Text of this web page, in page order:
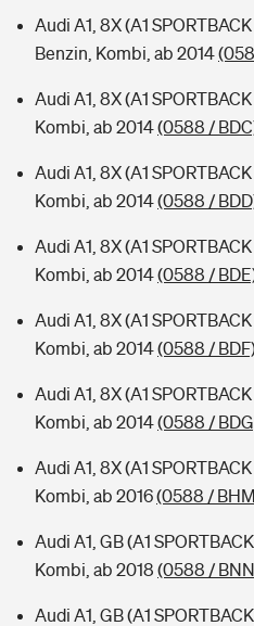
Audi A1, 8X (A1
Benzin, Kombi, ab 2014
Audi A1, 8X (A1
Kombi, ab 2014(0588 /
Audi A1, 8X (A1
Kombi, ab 2014(0588 /
Audi A1, 8X (A1
Kombi, ab 2014(0588 /
Audi A1, 8X (A1
Kombi, ab 2014(0588 /
Audi A1, 8X (A1
Kombi, ab 2014(0588 /
Audi A1, 8X (A1
Kombi, ab 2016(0588 /
Audi A1, GB (A1
Kombi, ab 2018 (0588 /
Audi A1, GB (A1